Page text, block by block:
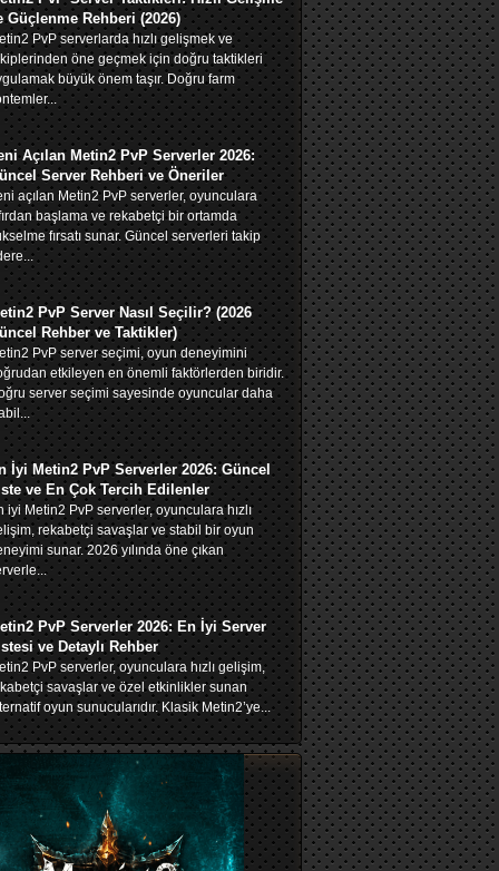
Güçlenme Rehberi (2026)
PvP serverlarda hızlı gelişmek ve
öne geçmek için doğru taktikleri
büyük önem taşır. Doğru farm
Açılan Metin2 PvP Serverler 2026:
Server Rehberi ve Öneriler
açılan Metin2 PvP serverler, oyunculara
başlama ve rekabetçi bir ortamda
fırsatı sunar. Güncel serverleri takip
PvP Server Nasıl Seçilir? (2026
Rehber ve Taktikler)
PvP server seçimi, oyun deneyimini
etkileyen en önemli faktörlerden biridir.
server seçimi sayesinde oyuncular daha
İyi Metin2 PvP Serverler 2026: Güncel
ve En Çok Tercih Edilenler
iyi Metin2 PvP serverler, oyunculara hızlı
rekabetçi savaşlar ve stabil bir oyun
sunar. 2026 yılında öne çıkan
PvP Serverler 2026: En İyi Server
ve Detaylı Rehber
PvP serverler, oyunculara hızlı gelişim,
savaşlar ve özel etkinlikler sunan
oyun sunucularıdır. Klasik Metin2’ye...